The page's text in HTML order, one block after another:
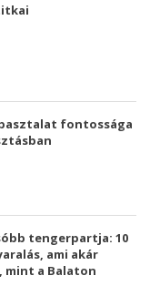
fontossága
tengerpartja: 10
ami akár
mint a Balaton